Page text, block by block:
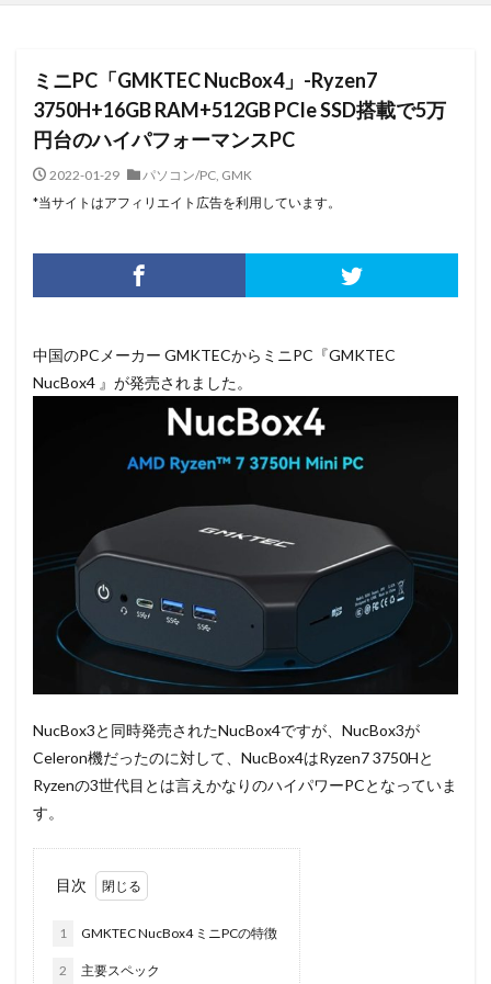
ミニPC「GMKTEC NucBox4」-Ryzen7
3750H+16GB RAM+512GB PCIe SSD搭載で5万
円台のハイパフォーマンスPC
2022-01-29 パソコン/PC, GMK
*当サイトはアフィリエイト広告を利用しています。
中国のPCメーカー GMKTECからミニPC『GMKTEC
NucBox4 』が発売されました。
NucBox3と同時発売されたNucBox4ですが、NucBox3が
Celeron機だったのに対して、NucBox4はRyzen7 3750Hと
Ryzenの3世代目とは言えかなりのハイパワーPCとなっていま
す。
目次
1 GMKTEC NucBox4 ミニPCの特徴
2 主要スペック